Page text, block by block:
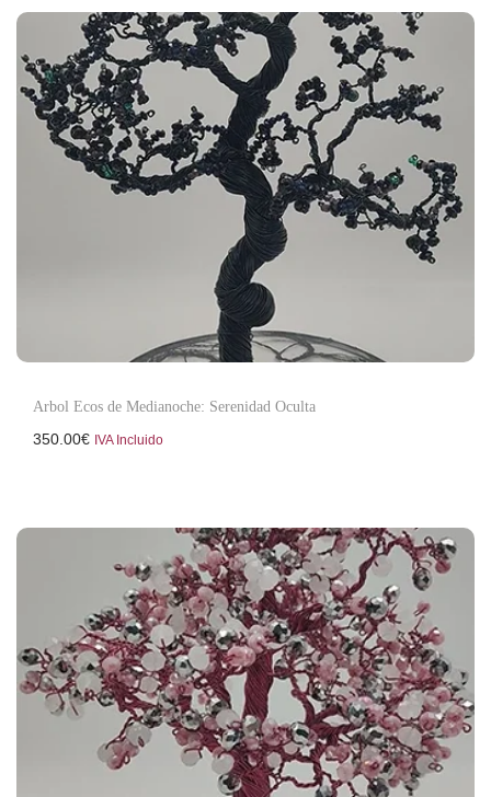
Arbol Ecos de Medianoche: Serenidad Oculta
350.00€ IVA Incluido